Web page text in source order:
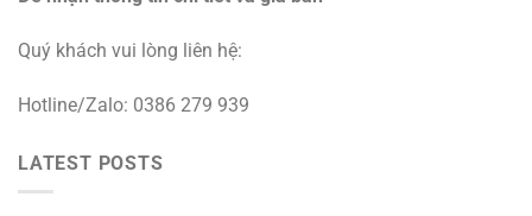
Quý khách vui lòng liên hệ:
Hotline/Zalo: 0386 279 939
LATEST POSTS